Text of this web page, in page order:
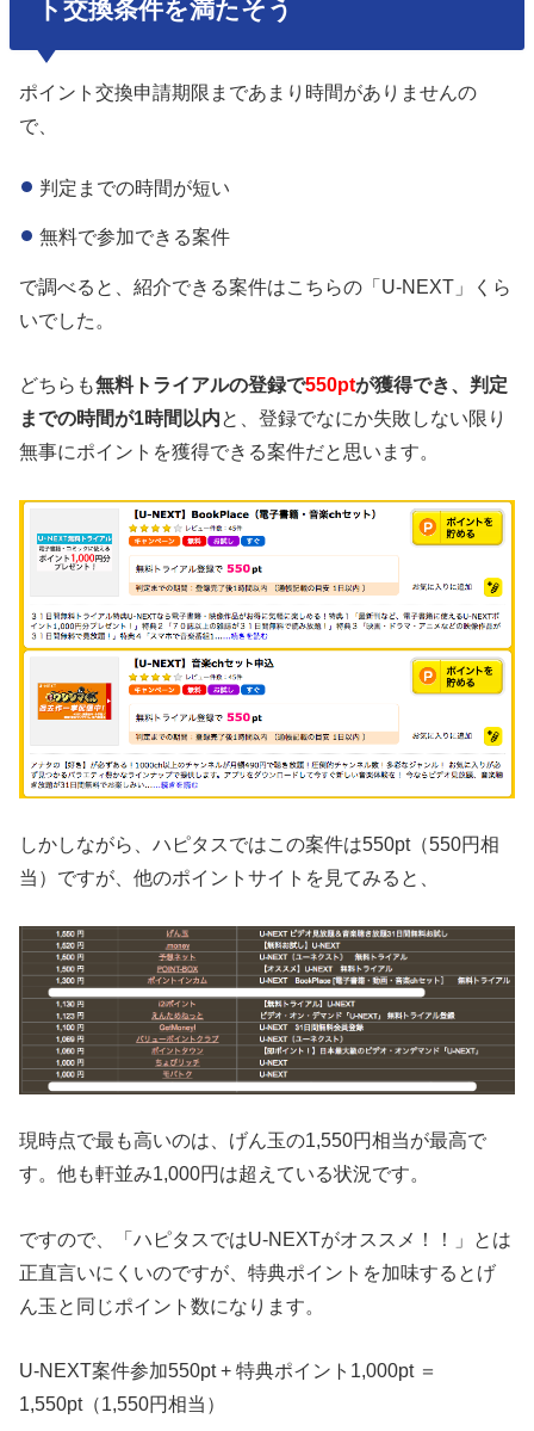
ト交換条件を満たそう
ポイント交換申請期限まであまり時間がありませんの
で、
判定までの時間が短い
無料で参加できる案件
で調べると、紹介できる案件はこちらの「U-NEXT」くら
いでした。
どちらも無料トライアルの登録で550ptが獲得でき、判定
までの時間が1時間以内と、登録でなにか失敗しない限り
無事にポイントを獲得できる案件だと思います。
しかしながら、ハピタスではこの案件は550pt（550円相
当）ですが、他のポイントサイトを見てみると、
現時点で最も高いのは、げん玉の1,550円相当が最高で
す。他も軒並み1,000円は超えている状況です。
ですので、「ハピタスではU-NEXTがオススメ！！」とは
正直言いにくいのですが、特典ポイントを加味するとげ
ん玉と同じポイント数になります。
U-NEXT案件参加550pt + 特典ポイント1,000pt ＝
1,550pt（1,550円相当）